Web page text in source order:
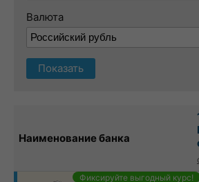
Валюта
Показать
Наименование банка
Фиксируйте выгодный курс!